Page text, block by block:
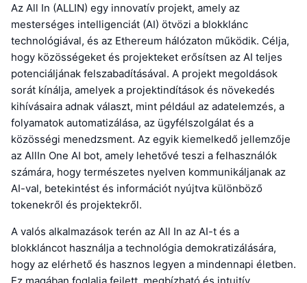
Az All In (ALLIN) egy innovatív projekt, amely az
mesterséges intelligenciát (AI) ötvözi a blokklánc
technológiával, és az Ethereum hálózaton működik. Célja,
hogy közösségeket és projekteket erősítsen az AI teljes
potenciáljának felszabadításával. A projekt megoldások
sorát kínálja, amelyek a projektindítások és növekedés
kihívásaira adnak választ, mint például az adatelemzés, a
folyamatok automatizálása, az ügyfélszolgálat és a
közösségi menedzsment. Az egyik kiemelkedő jellemzője
az AllIn One AI bot, amely lehetővé teszi a felhasználók
számára, hogy természetes nyelven kommunikáljanak az
AI-val, betekintést és információt nyújtva különböző
tokenekről és projektekről.
A valós alkalmazások terén az All In az AI-t és a
blokkláncot használja a technológia demokratizálására,
hogy az elérhető és hasznos legyen a mindennapi életben.
Ez magában foglalja fejlett, megbízható és intuitív